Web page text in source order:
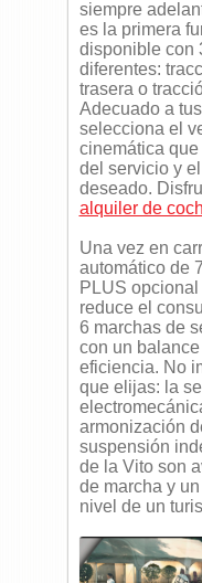
siempre
es la primera
disponible con
diferentes:
trasera o
Adecuado a
selecciona el
cinemática que
del servicio y
deseado.
alquiler de
Una vez en
automático de
PLUS opcional
reduce el
6 marchas de
con un
eficiencia. No
que elijas: la
armonización
suspensión
de la Vito son
de marcha y
nivel de un